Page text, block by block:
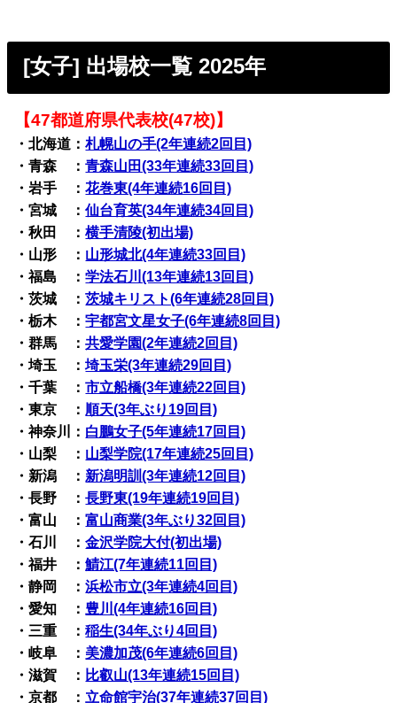
[女子] 出場校一覧 2025年
【47都道府県代表校(47校)】
・北海道：札幌山の手(2年連続2回目)
・青森 ：青森山田(33年連続33回目)
・岩手 ：花巻東(4年連続16回目)
・宮城 ：仙台育英(34年連続34回目)
・秋田 ：横手清陵(初出場)
・山形 ： 山形城北(4年連続33回目)
・福島 ：学法石川(13年連続13回目)
・茨城 ：茨城キリスト(6年連続28回目)
・栃木 ：宇都宮文星女子(6年連続8回目)
・群馬 ：共愛学園(2年連続2回目)
・埼玉 ：埼玉栄(3年連続29回目)
・千葉 ：市立船橋(3年連続22回目)
・東京 ： 順天(3年ぶり19回目)
・神奈川： 白鵬女子(5年連続17回目)
・山梨 ： 山梨学院(17年連続25回目)
・新潟 ： 新潟明訓(3年連続12回目)
・長野 ：長野東(19年連続19回目)
・富山 ：富山商業(3年ぶり32回目)
・石川 ：金沢学院大付(初出場)
・福井 ：鯖江(7年連続11回目)
・静岡 ：浜松市立(3年連続4回目)
・愛知 ： 豊川(4年連続16回目)
・三重 ：稲生(34年ぶり4回目)
・岐阜 ： 美濃加茂(6年連続6回目)
・滋賀 ： 比叡山(13年連続15回目)
・京都 ： 立命館宇治(37年連続37回目)